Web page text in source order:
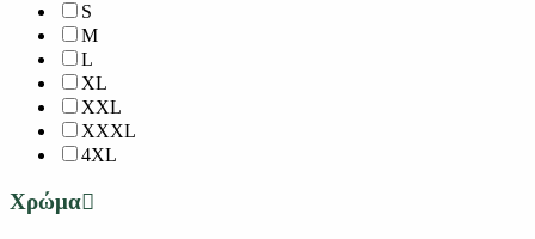
S
M
L
XL
XXL
XXXL
4XL
Χρώμα